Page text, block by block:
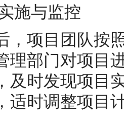
施与监控
，项目团队按
理部门对项目
及时发现项目
适时调整项目